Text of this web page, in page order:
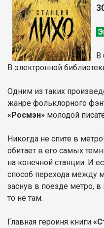
В
В электронной
Одним из таких
жанре фольклорного
«Росмэн» молодой
Никогда не спите в
обитает в его самых
на конечной станции. И
способ перехода между
заснув в поезде метро,
то не там.
Главная героиня книги